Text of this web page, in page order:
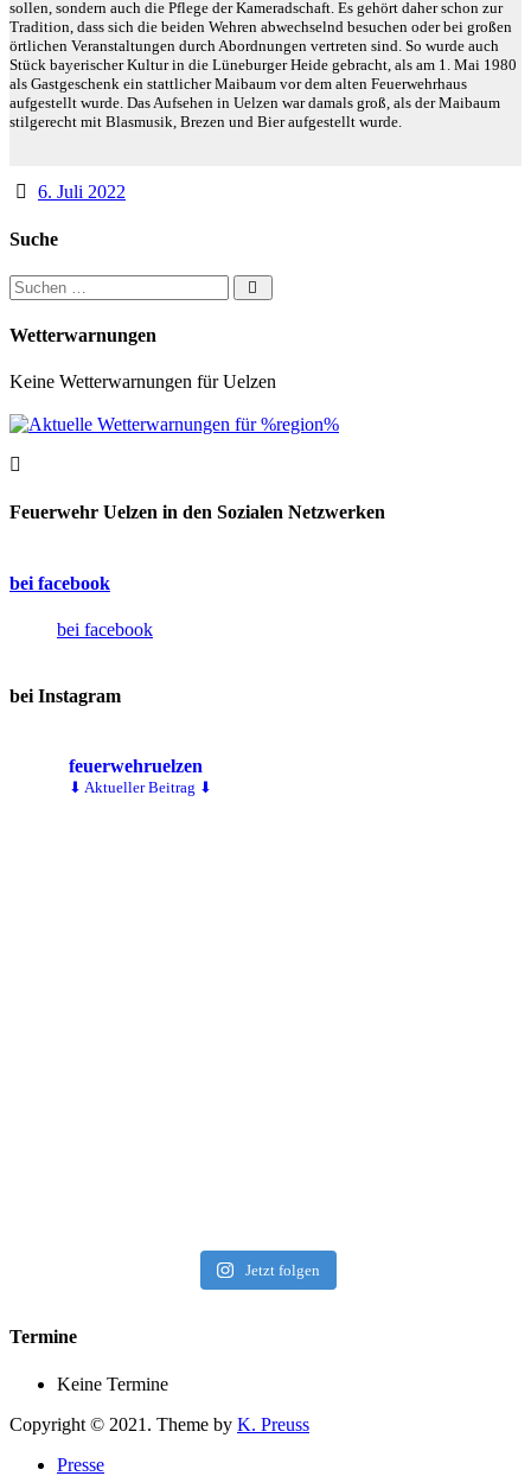
sollen, sondern auch die Pflege der Kameradschaft. Es gehört daher schon zur
Tradition, dass sich die beiden Wehren abwechselnd besuchen oder bei großen
örtlichen Veranstaltungen durch Abordnungen vertreten sind. So wurde auch
Stück bayerischer Kultur in die Lüneburger Heide gebracht, als am 1. Mai 1980
als Gastgeschenk ein stattlicher Maibaum vor dem alten Feuerwehrhaus
aufgestellt wurde. Das Aufsehen in Uelzen war damals groß, als der Maibaum
stilgerecht mit Blasmusik, Brezen und Bier aufgestellt wurde.
6. Juli 2022
Suche
Suchen nach:
Wetterwarnungen
Keine Wetterwarnungen für Uelzen
Feuerwehr Uelzen in den Sozialen Netzwerken
bei facebook
bei facebook
bei Instagram
feuerwehruelzen
⬇ Aktueller Beitrag ⬇
Jetzt folgen
Termine
Keine Termine
Copyright © 2021. Theme by K. Preuss
Presse